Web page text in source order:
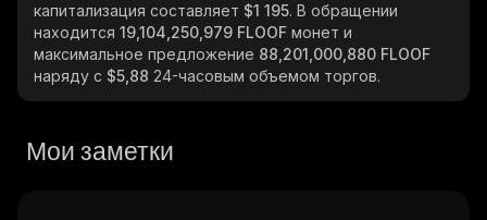
капитализация составляет $1 195. В обращении
находится 19,104,250,979 FLOOF монет и
максимальное предложение 88,201,000,880 FLOOF
наряду с $5,88 24-часовым объемом торгов.
Мои заметки